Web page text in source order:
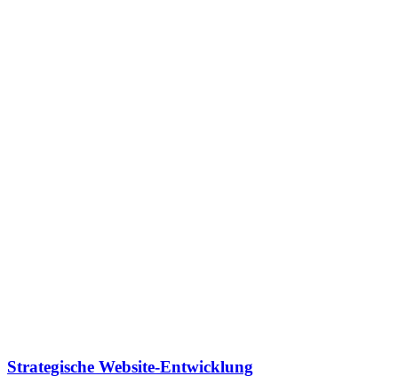
Strategische Website-Entwicklung